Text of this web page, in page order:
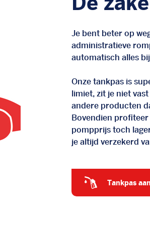
Je bent beter op
administratieve
automatisch alles
Onze tankpas is
limiet, zit je niet
andere producten
Bovendien
pompprijs toch
je altijd verzekerd
tankpas